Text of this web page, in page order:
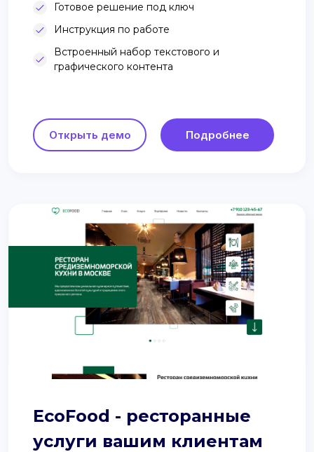
Готовое решение под ключ
Инструкция по работе
Встроенный набор текстового и
графического контента
Открыть демо Подробнее
EcoFood - ресторанные
услуги вашим клиентам